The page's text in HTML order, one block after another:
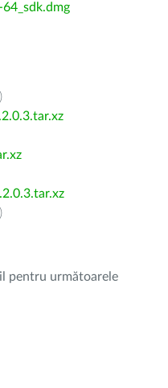
)
)
pentru următoarele